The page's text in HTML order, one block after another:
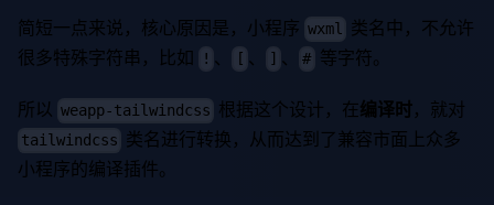
简短一点来说，核心原因是，小程序 wxml 类名中，不允许
很多特殊字符串，比如
! 、 [ 、 ] 、 # 等字符。
所以 weapp-tailwindcss 根据这个设计，在编译时，就对
tailwindcss 类名进行转换，从而达到了兼容市面上众多
小程序的编译插件。